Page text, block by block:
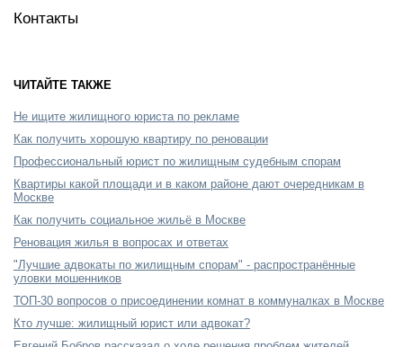
Контакты
ЧИТАЙТЕ ТАКЖЕ
Не ищите жилищного юриста по рекламе
Как получить хорошую квартиру по реновации
Профессиональный юрист по жилищным судебным спорам
Квартиры какой площади и в каком районе дают очередникам в
Москве
Как получить социальное жильё в Москве
Реновация жилья в вопросах и ответах
"Лучшие адвокаты по жилищным спорам" - распространённые
уловки мошенников
ТОП-30 вопросов о присоединении комнат в коммуналках в Москве
Кто лучше: жилищный юрист или адвокат?